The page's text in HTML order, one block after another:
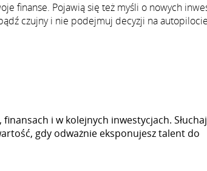
finanse. Pojawią się też myśli o nowych
czujny i nie podejmuj decyzji na
i w kolejnych inwestycjach.
gdy odważnie eksponujesz talent do